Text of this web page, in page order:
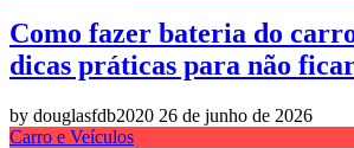
Como fazer bateria do
dicas práticas para não
by douglasfdb2020 26 de junho de 2026
Carro e Veículos